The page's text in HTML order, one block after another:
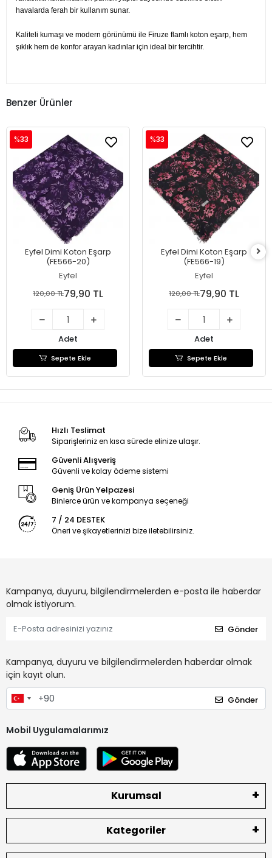
havalarda ferah bir kullanım sunar.
Kaliteli kumaşı ve modern görünümü ile Firuze flamlı koton eşarp, hem
şıklık hem de konfor arayan kadınlar için ideal bir tercihtir.
Benzer Ürünler
Eyfel Dimi Koton Eşarp
(FE566-20)
Eyfel
%33
120,00 TL79,90 TL
Adet
Sepete Ekle
Eyfel Dimi Koton Eşarp
(FE566-19)
Eyfel
%33
120,00 TL79,90 TL
Adet
Sepete Ekle
Hızlı Teslimat
Siparişleriniz en kısa sürede elinize ulaşır.
Güvenli Alışveriş
Güvenli ve kolay ödeme sistemi
Geniş Ürün Yelpazesi
Binlerce ürün ve kampanya seçeneği
7 / 24 DESTEK
Öneri ve şikayetlerinizi bize iletebilirsiniz.
Kampanya, duyuru, bilgilendirmelerden e-posta ile haberdar
olmak istiyorum.
Gönder
Kampanya, duyuru ve bilgilendirmelerden haberdar olmak
için kayıt olun.
Gönder
Mobil Uygulamalarımız
Kurumsal
Kategoriler